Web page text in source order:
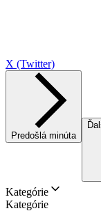
X (Twitter)
Predošlá minúta
Kategórie
Kategórie